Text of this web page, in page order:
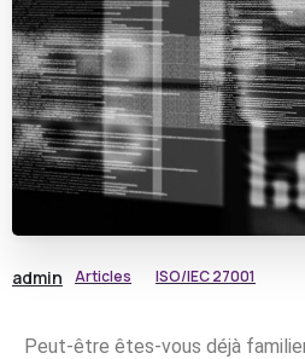
admin Articles ISO/IEC 27001
Peut-être êtes-vous déjà